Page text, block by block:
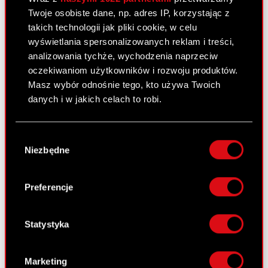
Twoje osobiste dane, np. adres IP, korzystając z
takich technologii jak pliki cookie, w celu
wyświetlania spersonalizowanych reklam i treści,
analizowania tychże, wychodzenia naprzeciw
oczekiwaniom użytkowników i rozwoju produktów.
Masz wybór odnośnie tego, kto używa Twoich
danych i w jakich celach to robi.
lokalizacji geograficznej z dokładnością nawet
Identyfikować Twoje urządzenie, aktywnie
analizując charakteryzującego je zbiory
palca)
osobiste dane są przetwarzane oraz ustaw własne
zgody
Niezbędne
Preferencje
Statystyka
Marketing
PDF
Projekty uchwał Zwyczajnego Walnego
Zgromadzenia Akcjonariuszy
PDF Pobierz załącznik
PDF
Ogłoszenie o zwołaniu Zwyczajnego
31 maja 2011
uchwały w przedmiocie skierowania do